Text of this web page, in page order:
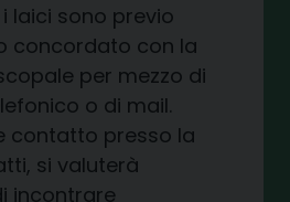
laici sono previo
concordato con la
per mezzo di
o di mail.
contatto presso la
si valuterà
incontrare